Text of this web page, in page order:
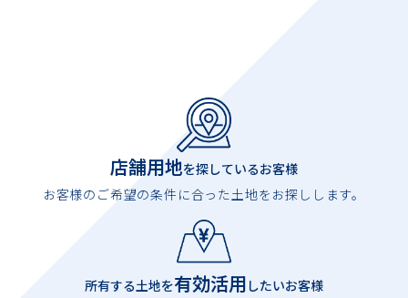
店舗用地を探しているお客様
お客様のご希望の条件に合った土地をお探しします。
所有する土地を有効活用 したいお客様